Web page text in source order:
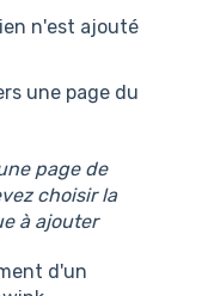
n'est ajouté
une page du
page de
choisir la
à ajouter
d'un